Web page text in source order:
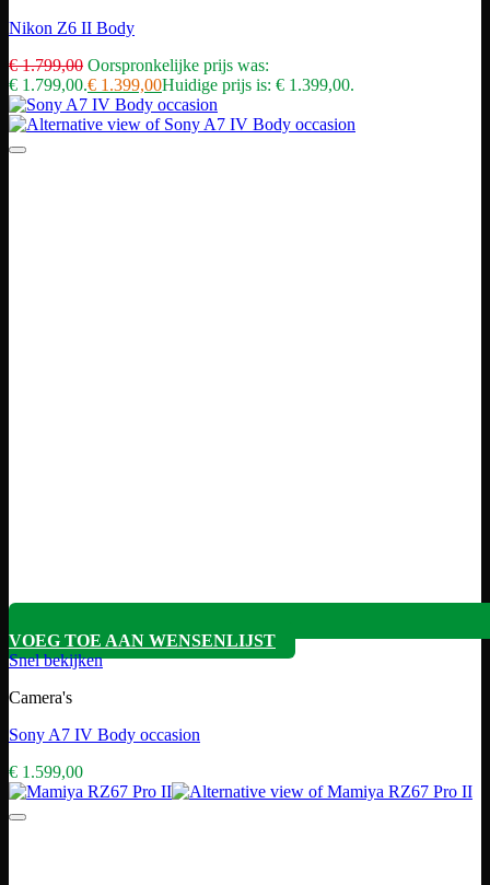
Nikon Z6 II Body
€1.799,00 Oorspronkelijke prijs was:
€ 1.799,00.€ 1.399,00Huidige prijs is: € 1.399,00.
VOEG TOE AAN WENSENLIJST
Snel bekijken
Camera's
Sony A7 IV Body occasion
€ 1.599,00